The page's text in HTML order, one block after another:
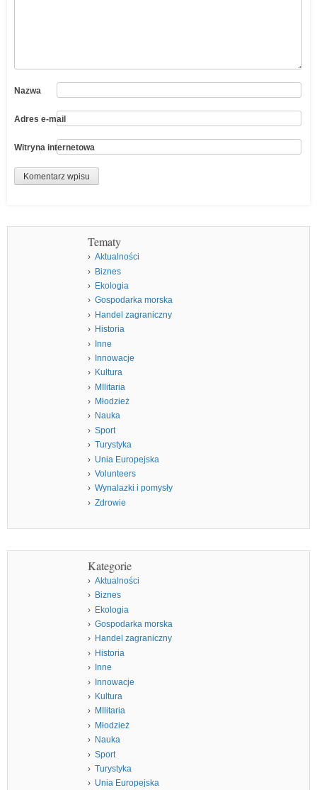
Nazwa
Adres e-mail
Witryna internetowa
Tematy
Aktualności
Biznes
Ekologia
Gospodarka morska
Handel zagraniczny
Historia
Inne
Innowacje
Kultura
MIlitaria
Młodzież
Nauka
Sport
Turystyka
Unia Europejska
Volunteers
Wynalazki i pomysły
Zdrowie
Kategorie
Aktualności
Biznes
Ekologia
Gospodarka morska
Handel zagraniczny
Historia
Inne
Innowacje
Kultura
MIlitaria
Młodzież
Nauka
Sport
Turystyka
Unia Europejska